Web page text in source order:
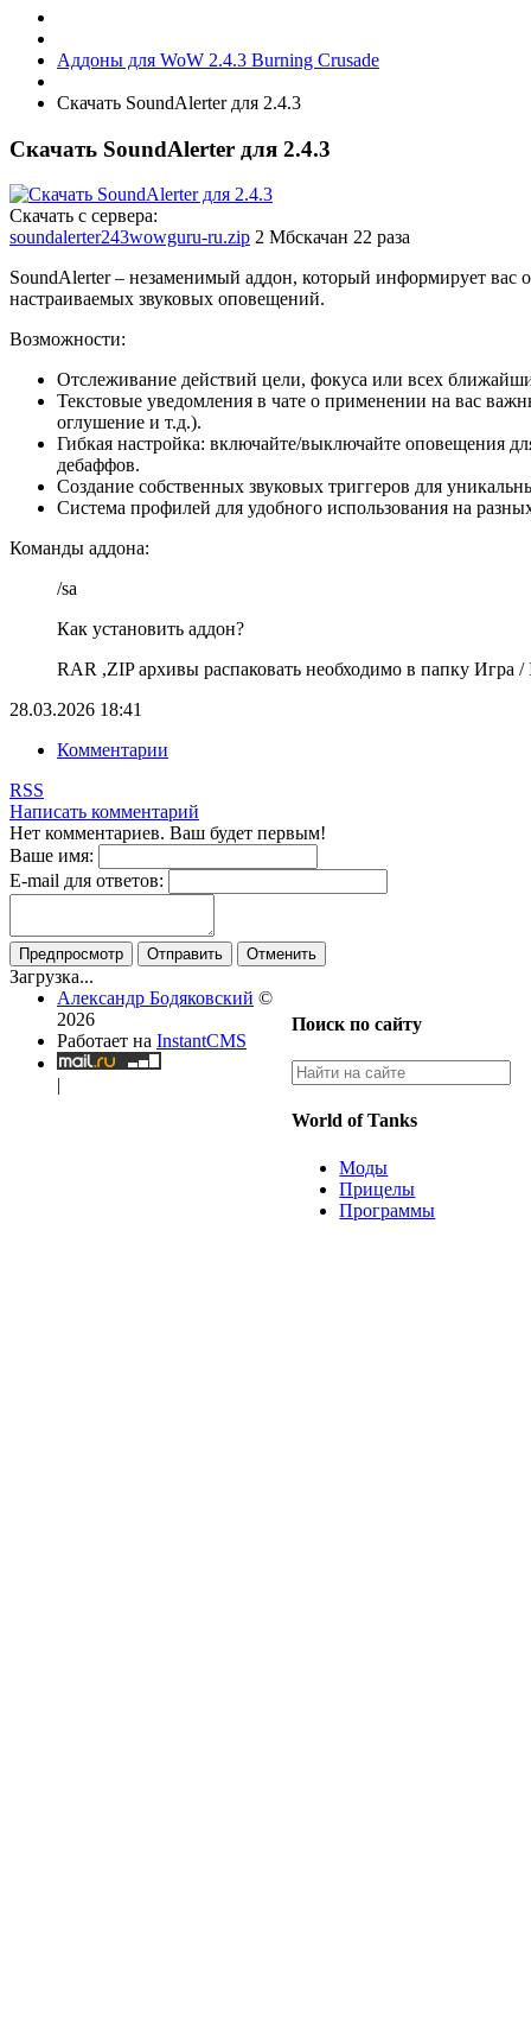
Аддоны для WoW 2.4.3 Burning Crusade
Скачать SoundAlerter для 2.4.3
Скачать SoundAlerter для 2.4.3
Скачать с сервера:
soundalerter243wowguru-ru.zip 2 Мбскачан 22 раза
SoundAlerter – незаменимый аддон, который информирует
настраиваемых звуковых оповещений.
Возможности:
Отслеживание действий цели, фокуса или всех
Текстовые уведомления в чате о применении на вас
оглушение и т.д.).
Гибкая настройка: включайте/выключайте оповещения
дебаффов.
Создание собственных звуковых триггеров для
Система профилей для удобного использования на
Команды аддона:
/sa
Как установить аддон?
RAR ,ZIP архивы распаковать необходимо в папку Игра /
28.03.2026 18:41
Комментарии
RSS
Написать комментарий
Нет комментариев. Ваш будет первым!
Ваше имя:
E-mail для ответов:
Предпросмотр Отправить Отменить
Загрузка...
Поиск по сайту
World of Tanks
Моды
Прицелы
Программы
Александр Бодяковский ©
2026
Работает на InstantCMS
|